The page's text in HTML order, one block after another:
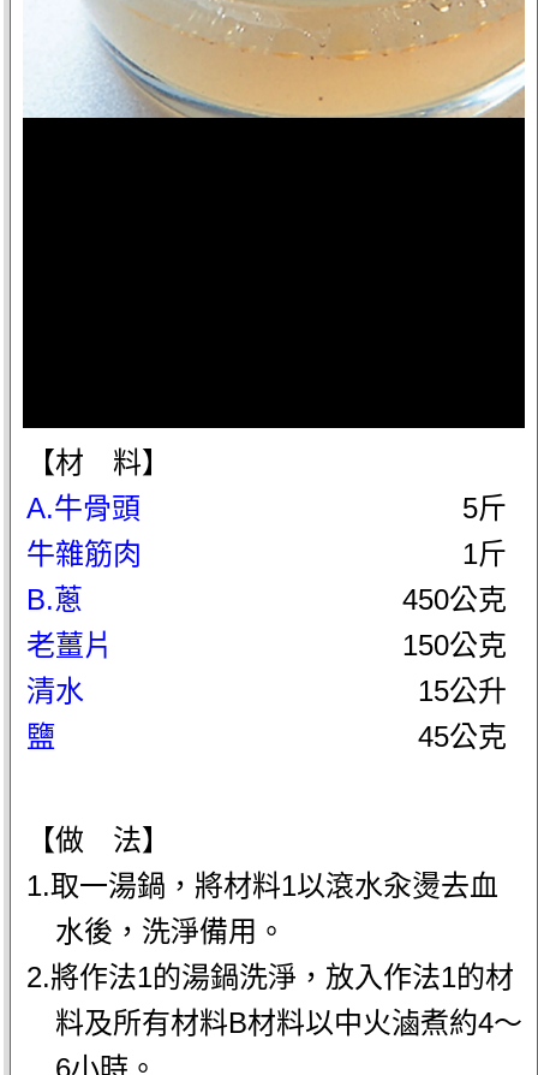
【材 料】
A.牛骨頭
5斤
牛雜筋肉
1斤
B.蔥
450公克
老薑片
150公克
清水
15公升
鹽
45公克
【做 法】
1.取一湯鍋，將材料1以滾水汆燙去血
水後，洗淨備用。
2.將作法1的湯鍋洗淨，放入作法1的材
料及所有材料B材料以中火滷煮約4～
6小時。